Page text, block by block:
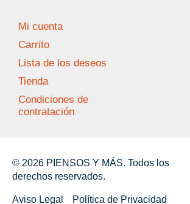
Mi cuenta
Carrito
Lista de los deseos
Tienda
Condiciones de
contratación
© 2026 PIENSOS Y MÁS. Todos los
derechos reservados.
Aviso Legal Política de Privacidad